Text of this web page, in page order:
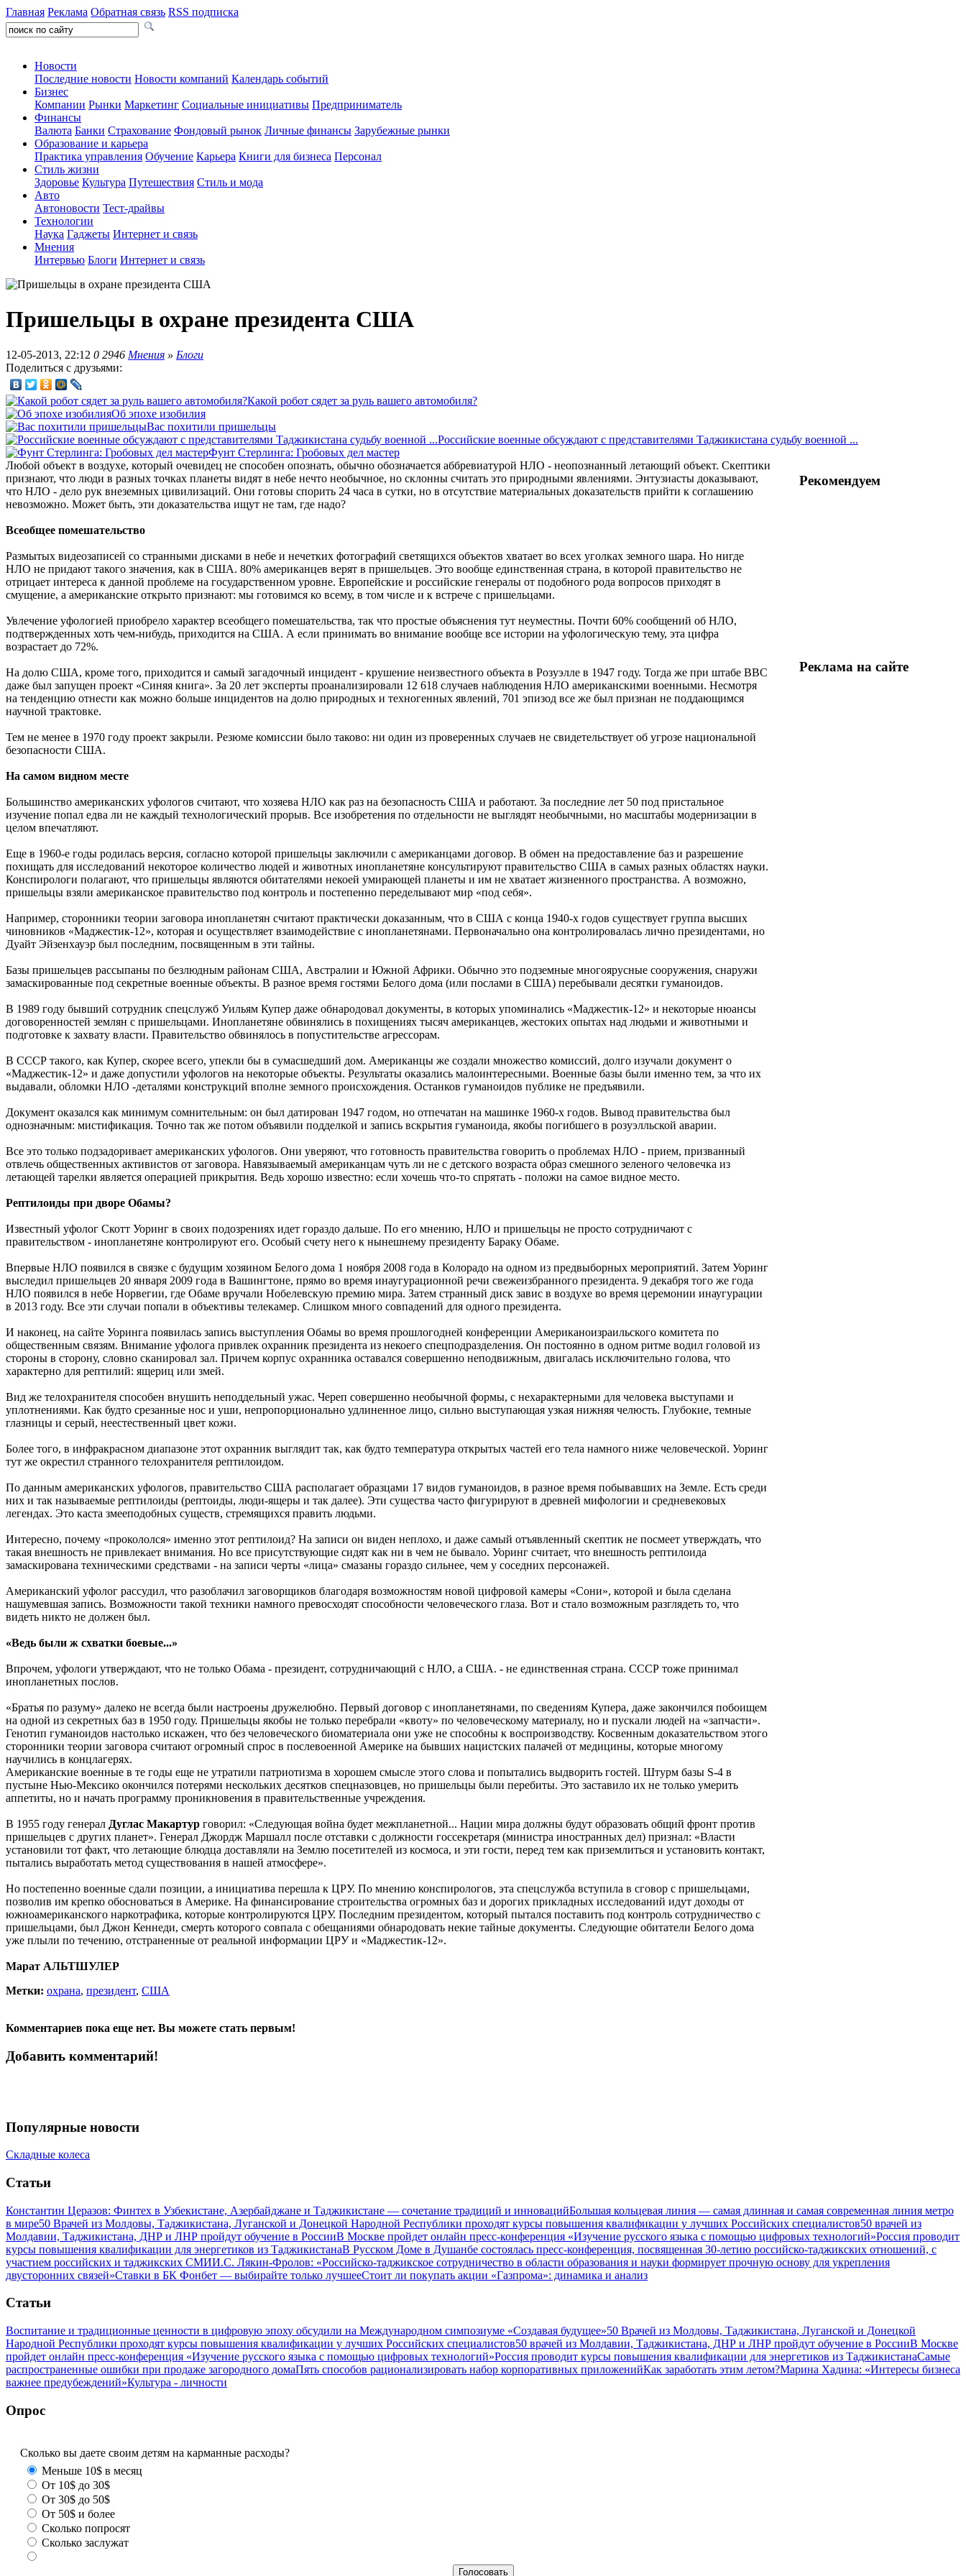
Главная Реклама Обратная связь RSS подписка
Новости
Последние новости Новости компаний Календарь событий
Бизнес
Компании Рынки Маркетинг Социальные инициативы Предприниматель
Финансы
Валюта Банки Страхование Фондовый рынок Личные финансы Зарубежные рынки
Образование и карьера
Практика управления Обучение Карьера Книги для бизнеса Персонал
Стиль жизни
Здоровье Культура Путешествия Стиль и мода
Авто
Автоновости Тест-драйвы
Технологии
Наука Гаджеты Интернет и связь
Мнения
Интервью Блоги Интернет и связь
Пришельцы в охране президента США
12-05-2013, 22:12 0 2946 Мнения » Блоги
Поделиться с друзьями:
Какой робот сядет за руль вашего автомобиля?
Об эпохе изобилия
Вас похитили пришельцы
Российские военные обсуждают с представителями Таджикистана судьбу военной ...
Фунт Стерлинга: Гробовых дел мастер
Любой объект в воздухе, который очевидец не способен опознать, обычно обозначается аббревиатурой НЛО - неопознанный летающий объект. Скептики
признают, что люди в разных точках планеты видят в небе нечто необычное, но склонны считать это природными явлениями. Энтузиасты доказывают,
что НЛО - дело рук внеземных цивилизаций. Они готовы спорить 24 часа в сутки, но в отсутствие материальных доказательств прийти к соглашению
невозможно. Может быть, эти доказательства ищут не там, где надо?
Всеобщее помешательство
Размытых видеозаписей со странными дисками в небе и нечетких фотографий светящихся объектов хватает во всех уголках земного шара. Но нигде
НЛО не придают такого значения, как в США. 80% американцев верят в пришельцев. Это вообще единственная страна, в которой правительство не
отрицает интереса к данной проблеме на государственном уровне. Европейские и российские генералы от подобного рода вопросов приходят в
смущение, а американские открыто признают: мы готовимся ко всему, в том числе и к встрече с пришельцами.
Увлечение уфологией приобрело характер всеобщего помешательства, так что простые объяснения тут неуместны. Почти 60% сообщений об НЛО,
подтвержденных хоть чем-нибудь, приходится на США. А если принимать во внимание вообще все истории на уфологическую тему, эта цифра
возрастает до 72%.
На долю США, кроме того, приходится и самый загадочный инцидент - крушение неизвестного объекта в Розуэлле в 1947 году. Тогда же при штабе ВВС
даже был запущен проект «Синяя книга». За 20 лет эксперты проанализировали 12 618 случаев наблюдения НЛО американскими военными. Несмотря
на тенденцию отнести как можно больше инцидентов на долю природных и техногенных явлений, 701 эпизод все же был признан не поддающимся
научной трактовке.
Тем не менее в 1970 году проект закрыли. Резюме комиссии было таково: ни один из проверенных случаев не свидетельствует об угрозе национальной
безопасности США.
На самом видном месте
Большинство американских уфологов считают, что хозяева НЛО как раз на безопасность США и работают. За последние лет 50 под пристальное
изучение попал едва ли не каждый технологический прорыв. Все изобретения по отдельности не выглядят необычными, но масштабы модернизации в
целом впечатляют.
Еще в 1960-е годы родилась версия, согласно которой пришельцы заключили с американцами договор. В обмен на предоставление баз и разрешение
похищать для исследований некоторое количество людей и животных инопланетяне консультируют правительство США в самых разных областях науки.
Конспирологи полагают, что пришельцы являются обитателями некоей умирающей планеты и им не хватает жизненного пространства. А возможно,
пришельцы взяли американское правительство под контроль и постепенно переделывают мир «под себя».
Например, сторонники теории заговора инопланетян считают практически доказанным, что в США с конца 1940-х годов существует группа высших
чиновников «Маджестик-12», которая и осуществляет взаимодействие с инопланетянами. Первоначально она контролировалась лично президентами, но
Дуайт Эйзенхауэр был последним, посвященным в эти тайны.
Базы пришельцев рассыпаны по безлюдным районам США, Австралии и Южной Африки. Обычно это подземные многоярусные сооружения, снаружи
замаскированные под секретные военные объекты. В разное время гостями Белого дома (или послами в США) перебывали десятки гуманоидов.
В 1989 году бывший сотрудник спецслужб Уильям Купер даже обнародовал документы, в которых упоминались «Маджестик-12» и некоторые нюансы
договоренностей землян с пришельцами. Инопланетяне обвинялись в похищениях тысяч американцев, жестоких опытах над людьми и животными и
подготовке к захвату власти. Правительство обвинялось в попустительстве агрессорам.
В СССР такого, как Купер, скорее всего, упекли бы в сумасшедший дом. Американцы же создали множество комиссий, долго изучали документ о
«Маджестик-12» и даже допустили уфологов на некоторые объекты. Результаты оказались малоинтересными. Военные базы были именно тем, за что их
выдавали, обломки НЛО -деталями конструкций вполне земного происхождения. Останков гуманоидов публике не предъявили.
Документ оказался как минимум сомнительным: он был датирован 1947 годом, но отпечатан на машинке 1960-х годов. Вывод правительства был
однозначным: мистификация. Точно так же потом объявили подделкой и запись вскрытия гуманоида, якобы погибшего в розуэлльской аварии.
Все это только подзадоривает американских уфологов. Они уверяют, что готовность правительства говорить о проблемах НЛО - прием, призванный
отвлечь общественных активистов от заговора. Навязываемый американцам чуть ли не с детского возраста образ смешного зеленого человечка из
летающей тарелки является операцией прикрытия. Ведь хорошо известно: если хочешь что-то спрятать - положи на самое видное место.
Рептилоиды при дворе Обамы?
Известный уфолог Скотт Уоринг в своих подозрениях идет гораздо дальше. По его мнению, НЛО и пришельцы не просто сотрудничают с
правительством - инопланетяне контролируют его. Особый счету него к нынешнему президенту Бараку Обаме.
Впервые НЛО появился в связке с будущим хозяином Белого дома 1 ноября 2008 года в Колорадо на одном из предвыборных мероприятий. Затем Уоринг
выследил пришельцев 20 января 2009 года в Вашингтоне, прямо во время инаугурационной речи свежеизбранного президента. 9 декабря того же года
НЛО появился в небе Норвегии, где Обаме вручали Нобелевскую премию мира. Затем странный диск завис в воздухе во время церемонии инаугурации
в 2013 году. Все эти случаи попали в объективы телекамер. Слишком много совпадений для одного президента.
И наконец, на сайте Уоринга появилась запись выступления Обамы во время прошлогодней конференции Американоизраильского комитета по
общественным связям. Внимание уфолога привлек охранник президента из некоего спецподразделения. Он постоянно в одном ритме водил головой из
стороны в сторону, словно сканировал зал. Причем корпус охранника оставался совершенно неподвижным, двигалась исключительно голова, что
характерно для рептилий: ящериц или змей.
Вид же телохранителя способен внушить неподдельный ужас. Череп совершенно необычной формы, с нехарактерными для человека выступами и
уплотнениями. Как будто срезанные нос и уши, непропорционально удлиненное лицо, сильно выступающая узкая нижняя челюсть. Глубокие, темные
глазницы и серый, неестественный цвет кожи.
Более того, в инфракрасном диапазоне этот охранник выглядит так, как будто температура открытых частей его тела намного ниже человеческой. Уоринг
тут же окрестил странного телохранителя рептилоидом.
По данным американских уфологов, правительство США располагает образцами 17 видов гуманоидов, в разное время побывавших на Земле. Есть среди
них и так называемые рептилоиды (рептоиды, люди-ящеры и так далее). Эти существа часто фигурируют в древней мифологии и средневековых
легендах. Это каста змееподобных существ, стремящихся править людьми.
Интересно, почему «прокололся» именно этот рептилоид? На записи он виден неплохо, и даже самый отъявленный скептик не посмеет утверждать, что
такая внешность не привлекает внимания. Но все присутствующие сидят как ни в чем не бывало. Уоринг считает, что внешность рептилоида
замаскирована техническими средствами - на записи черты «лица» смазаны гораздо сильнее, чем у соседних персонажей.
Американский уфолог рассудил, что разоблачил заговорщиков благодаря возможностям новой цифровой камеры «Сони», которой и была сделана
нашумевшая запись. Возможности такой техники намного превосходят способности человеческого глаза. Вот и стало возможным разглядеть то, что
видеть никто не должен был.
«Ведь были ж схватки боевые...»
Впрочем, уфологи утверждают, что не только Обама - президент, сотрудничающий с НЛО, а США. - не единственная страна. СССР тоже принимал
инопланетных послов.
«Братья по разуму» далеко не всегда были настроены дружелюбно. Первый договор с инопланетянами, по сведениям Купера, даже закончился побоищем
на одной из секретных баз в 1950 году. Пришельцы якобы не только перебрали «квоту» по человеческому материалу, но и пускали людей на «запчасти».
Генотип гуманоидов настолько искажен, что без человеческого биоматериала они уже не способны к воспроизводству. Косвенным доказательством этого
сторонники теории заговора считают огромный спрос в послевоенной Америке на бывших нацистских палачей от медицины, которые многому
научились в концлагерях.
Американские военные в те годы еще не утратили патриотизма в хорошем смысле этого слова и попытались выдворить гостей. Штурм базы S-4 в
пустыне Нью-Мексико окончился потерями нескольких десятков спецназовцев, но пришельцы были перебиты. Это заставило их не только умерить
аппетиты, но и начать программу проникновения в правительственные учреждения.
В 1955 году генерал Дуглас Макартур говорил: «Следующая война будет межпланетной... Нации мира должны будут образовать общий фронт против
пришельцев с других планет». Генерал Джордж Маршалл после отставки с должности госсекретаря (министра иностранных дел) признал: «Власти
установили тот факт, что летающие блюдца доставляли на Землю посетителей из космоса, и эти гости, перед тем как приземлиться и установить контакт,
пытались выработать метод существования в нашей атмосфере».
Но постепенно военные сдали позиции, а инициатива перешла к ЦРУ. По мнению конспирологов, эта спецслужба вступила в сговор с пришельцами,
позволив им крепко обосноваться в Америке. На финансирование строительства огромных баз и дорогих прикладных исследований идут доходы от
южноамериканского наркотрафика, которые контролируются ЦРУ. Последним президентом, который пытался поставить под контроль сотрудничество с
пришельцами, был Джон Кеннеди, смерть которого совпала с обещаниями обнародовать некие тайные документы. Следующие обитатели Белого дома
уже плыли по течению, отстраненные от реальной информации ЦРУ и «Маджестик-12».
Марат АЛЬТШУЛЕР
Метки: охрана, президент, США
Комментариев пока еще нет. Вы можете стать первым!
Добавить комментарий!
Рекомендуем
Реклама на сайте
Популярные новости
Складные колеса
Статьи
Константин Церазов: Финтех в Узбекистане, Азербайджане и Таджикистане — сочетание традиций и инновацийБольшая кольцевая линия — самая длинная и самая современная линия метро
в мире50 Врачей из Молдовы, Таджикистана, Луганской и Донецкой Народной Республики проходят курсы повышения квалификации у лучших Российских специалистов50 врачей из
Молдавии, Таджикистана, ДНР и ЛНР пройдут обучение в РоссииВ Москве пройдет онлайн пресс-конференция «Изучение русского языка с помощью цифровых технологий»Россия проводит
курсы повышения квалификации для энергетиков из ТаджикистанаВ Русском Доме в Душанбе состоялась пресс-конференция, посвященная 30-летию российско-таджикских отношений, с
участием российских и таджикских СМИИ.С. Лякин-Фролов: «Российско-таджикское сотрудничество в области образования и науки формирует прочную основу для укрепления
двусторонних связей»Ставки в БК Фонбет — выбирайте только лучшееСтоит ли покупать акции «Газпрома»: динамика и анализ
Статьи
Воспитание и традиционные ценности в цифровую эпоху обсудили на Международном симпозиуме «Создавая будущее»50 Врачей из Молдовы, Таджикистана, Луганской и Донецкой
Народной Республики проходят курсы повышения квалификации у лучших Российских специалистов50 врачей из Молдавии, Таджикистана, ДНР и ЛНР пройдут обучение в РоссииВ Москве
пройдет онлайн пресс-конференция «Изучение русского языка с помощью цифровых технологий»Россия проводит курсы повышения квалификации для энергетиков из ТаджикистанаСамые
распространенные ошибки при продаже загородного домаПять способов рационализировать набор корпоративных приложенийКак заработать этим летом?Марина Хадина: «Интересы бизнеса
важнее предубеждений»Культура - личности
Опрос
Сколько вы даете своим детям на карманные расходы?
Меньше 10$ в месяц
От 10$ до 30$
От 30$ до 50$
От 50$ и более
Сколько попросят
Сколько заслужат